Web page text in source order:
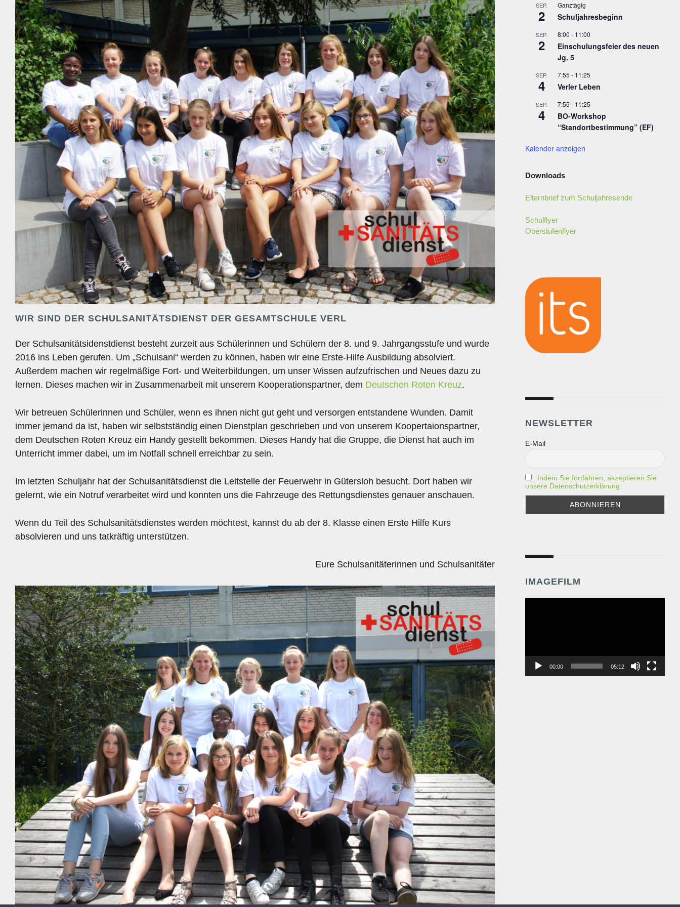
WIR SIND DER SCHULSANITÄTSDIENST DER GESAMTSCHULE VERL
Der Schulsanitätsidenstdienst besteht zurzeit aus Schülerinnen und Schülern der 8. und 9. Jahrgangsstufe und wurde
2016 ins Leben gerufen. Um „Schulsani“ werden zu können, haben wir eine Erste-Hilfe Ausbildung absolviert.
Außerdem machen wir regelmäßige Fort- und Weiterbildungen, um unser Wissen aufzufrischen und Neues dazu zu
lernen. Dieses machen wir in Zusammenarbeit mit unserem Kooperationspartner, dem Deutschen Roten Kreuz.
Wir betreuen Schülerinnen und Schüler, wenn es ihnen nicht gut geht und versorgen entstandene Wunden. Damit
immer jemand da ist, haben wir selbstständig einen Dienstplan geschrieben und von unserem Koopertaionspartner,
dem Deutschen Roten Kreuz ein Handy gestellt bekommen. Dieses Handy hat die Gruppe, die Dienst hat auch im
Unterricht immer dabei, um im Notfall schnell erreichbar zu sein.
Im letzten Schuljahr hat der Schulsanitätsdienst die Leitstelle der Feuerwehr in Gütersloh besucht. Dort haben wir
gelernt, wie ein Notruf verarbeitet wird und konnten uns die Fahrzeuge des Rettungsdienstes genauer anschauen.
Wenn du Teil des Schulsanitätsdienstes werden möchtest, kannst du ab der 8. Klasse einen Erste Hilfe Kurs
absolvieren und uns tatkräftig unterstützen.
Eure Schulsanitäterinnen und Schulsanitäter
SEP.
2
Ganztägig
Schuljahresbeginn
SEP.
2
8:00 - 11:00
Einschulungsfeier des neuen
Jg. 5
SEP.
4
7:55 - 11:25
Verler Leben
SEP.
4
7:55 - 11:25
BO-Workshop
“Standortbestimmung” (EF)
Kalender anzeigen
Downloads
Elternbrief zum Schuljahresende
Schulflyer
Oberstufenflyer
NEWSLETTER
E-Mail
Indem Sie fortfahren, akzeptieren Sie
unsere Datenschutzerklärung.
IMAGEFILM
00:00 05:12